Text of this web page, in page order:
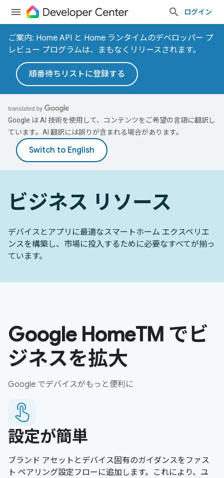
ログイン
ご案内: Home API と Home ランタイムのデベロッパー プ
レビュー プログラムは、まもなくリリースされます。
順番待ちリストに登録する
Google は AI 技術を使用して、コンテンツをご希望の言語に翻訳し
ています。AI 翻訳には誤りが含まれる場合があります。
ビジネス リソース
デバイスとアプリに最適なスマートホーム エクスペリエ
ンスを構築し、市場に投入するために必要なすべてが揃っ
ています。
Google HomeTM でビ
ジネスを拡大
Google でデバイスがもっと便利に
設定が簡単
ブランド アセットとデバイス固有のガイダンスをファス
ト ペアリング設定フローに追加します。これにより、ユ